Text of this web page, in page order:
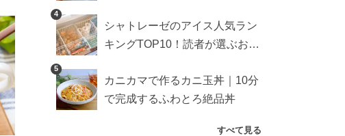
検証
4
シャトレーゼのアイス人気ラン
キングTOP10！読者が選ぶおす
5
カニカマで作るカニ玉丼｜10分
で完成するふわとろ絶品丼
すべて見る